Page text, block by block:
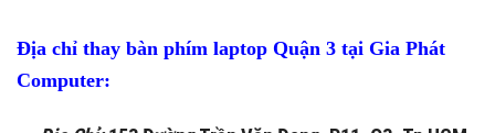
Địa chỉ thay bàn phím laptop Quận 3 tại Gia Phát
Computer: